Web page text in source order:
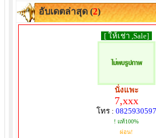
อับเดตล่าสุด (2)
[ ให้เช่า ,Sale]
นั่งแพะ
7,xxx
โทร : 0825930597
! แท้100%
ผ่อน!